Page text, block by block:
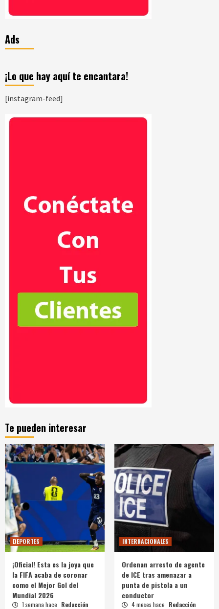
Ads
¡Lo que hay aquí te encantara!
[instagram-feed]
Te pueden interesar
DEPORTES
¡Oficial! Esta es la joya que
la FIFA acaba de coronar
como el Mejor Gol del
Mundial 2026
1 semana hace Redacción
INTERNACIONALES
Ordenan arresto de agente
de ICE tras amenazar a
punta de pistola a un
conductor
4 meses hace Redacción